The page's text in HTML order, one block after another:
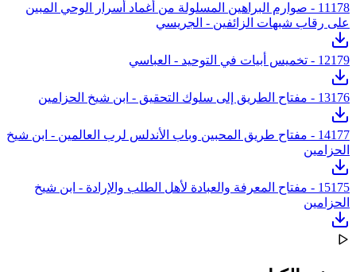
11 178 - صوارم البراهين المسلولة من أغماد أسرار الوحي المبين
على رقاب شبهات الزائفين - الجريسي
12179 - تخميس أبيات في التوحيد - العباسي
13176 - مفتاح الطريق إلى سلوك التحقيق - ابن شيخ الحزامين
14 177 - مفتاح طريق المحبين وباب الأندلس لرب العالمين - ابن شيخ
الحزامين
15 175 - مفتاح المعرفة والعبادة لأهل الطلب والإرادة - ابن شيخ
الحزامين